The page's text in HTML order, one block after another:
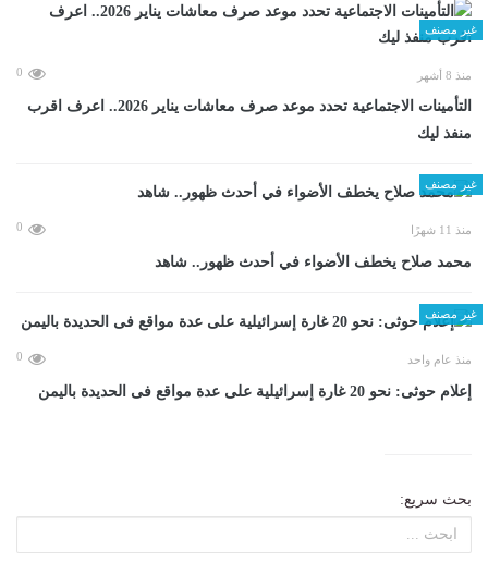
غير مصنف
منذ 8 أشهر 0
التأمينات الاجتماعية تحدد موعد صرف معاشات يناير 2026.. اعرف اقرب
منفذ ليك
غير مصنف
منذ 11 شهرًا 0
محمد صلاح يخطف الأضواء في أحدث ظهور.. شاهد
غير مصنف
منذ عام واحد 0
إعلام حوثى: نحو 20 غارة إسرائيلية على عدة مواقع فى الحديدة باليمن
بحث سريع: